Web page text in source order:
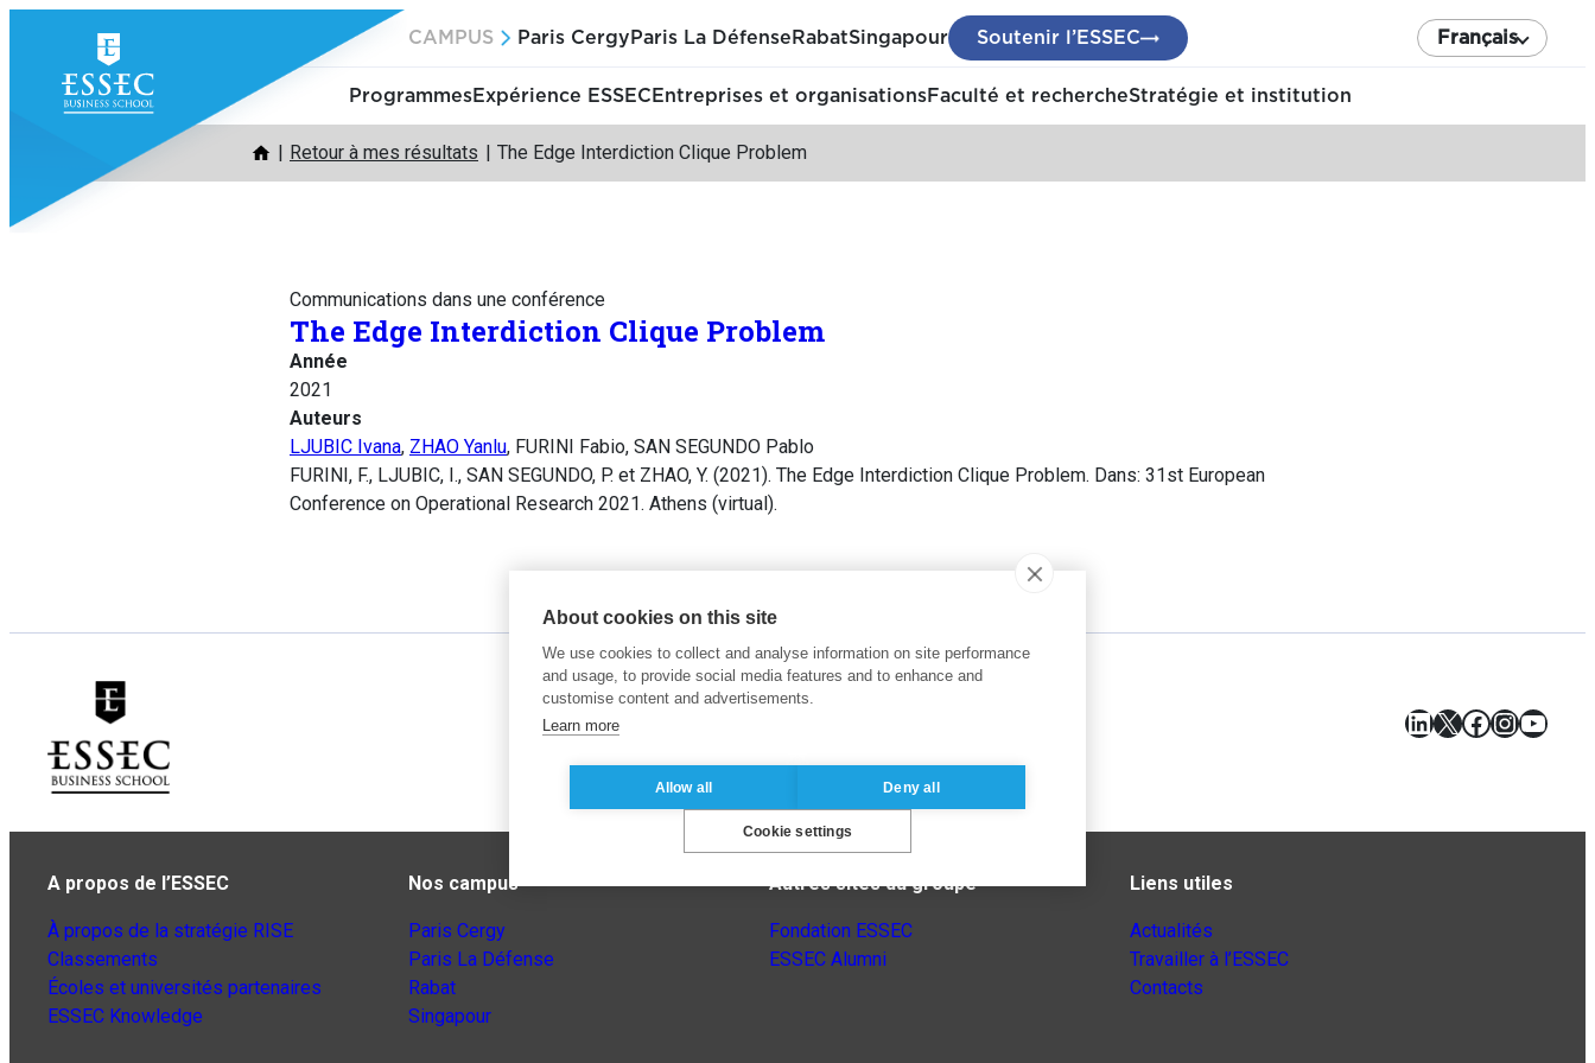
contenu
CAMPUS Paris Cergy Paris La Défense RabatSingapour Soutenir l’ESSEC Français
ProgrammesExpérience ESSEC Entreprises et organisationsFaculté et rechercheStratégie et institution
Retour à mes résultats The Edge Interdiction Clique Problem
Communications dans une conférence
The Edge Interdiction Clique Problem
Année
2021
Auteurs
LJUBIC Ivana, ZHAO Yanlu, FURINI Fabio, SAN SEGUNDO Pablo
FURINI, F., LJUBIC, I., SAN SEGUNDO, P. et ZHAO, Y. (2021). The Edge Interdiction Clique Problem. Dans: 31st European
Conference on Operational Research 2021. Athens (virtual).
LinkedIn
X Facebook
A propos de l’ESSEC
À propos de la stratégie RISE
Classements
Écoles et universités partenaires
ESSEC Knowledge
Nos campus
Paris Cergy
Paris La Défense
Rabat
Singapour
Autres sites du groupe
Fondation ESSEC
ESSEC Alumni
Liens utiles
Actualités
Travailler à l’ESSEC
Contacts
About cookies on this site
We use cookies to collect and analyse information on site performance
and usage, to provide social media features and to enhance and
customise content and advertisements.
Learn more
Allow all Deny all
Cookie settings